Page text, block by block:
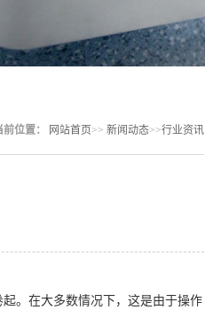
前位置： 网站首页>> 新闻动态>>行业资讯
。在大多数情况下，这是由于操作